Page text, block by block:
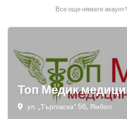
Все още нямате акаунт?
Топ Медик
ул. „Търговска“ 56, Ямбол